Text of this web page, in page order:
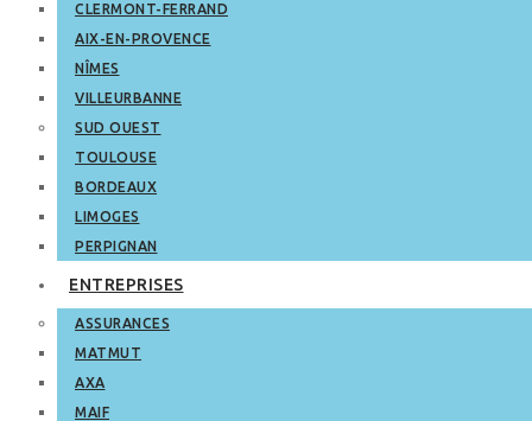
CLERMONT-FERRAND
AIX-EN-PROVENCE
NÎMES
VILLEURBANNE
SUD OUEST
TOULOUSE
BORDEAUX
LIMOGES
PERPIGNAN
ENTREPRISES
ASSURANCES
MATMUT
AXA
MAIF